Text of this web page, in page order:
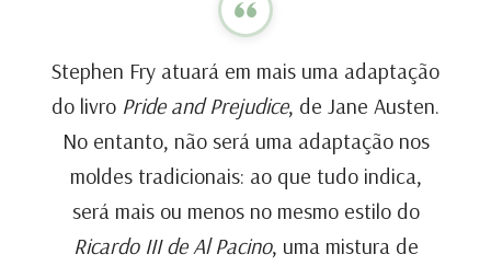
Stephen Fry atuará em mais uma adaptação
do livro Pride and Prejudice, de Jane Austen.
No entanto, não será uma adaptação nos
moldes tradicionais: ao que tudo indica,
será mais ou menos no mesmo estilo do
Ricardo III de Al Pacino, uma mistura de